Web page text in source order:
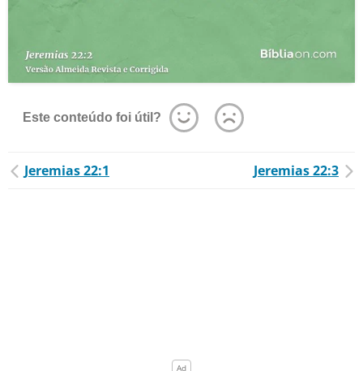
Este conteúdo foi útil?
Jeremias 22:1 Jeremias 22:3